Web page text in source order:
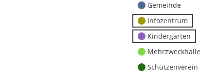
Gemeinde
Infozentrum
Kindergärten
Mehrzweckhalle
Schützenverein